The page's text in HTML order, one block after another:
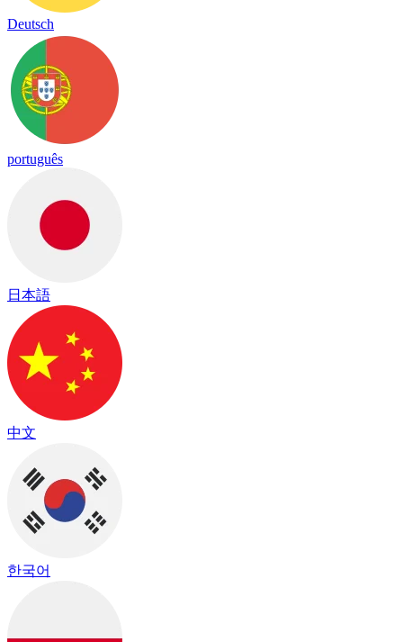
Deutsch
português
日本語
中文
한국어